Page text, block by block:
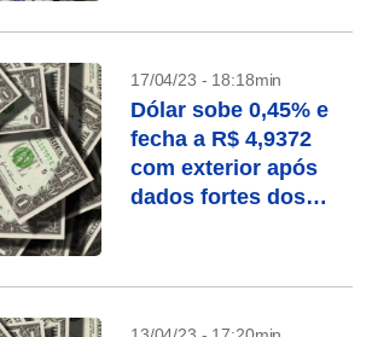
17/04/23 - 18:18min
Dólar sobe 0,45% e
fecha a R$ 4,9372
com exterior após
dados fortes dos